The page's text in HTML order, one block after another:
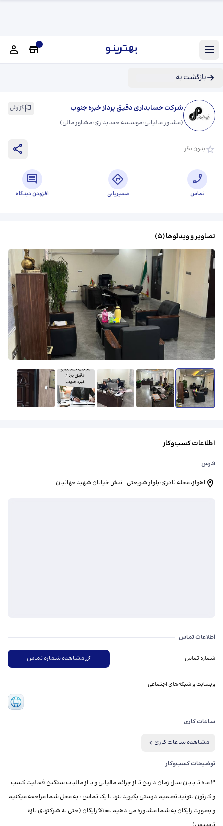
بازگشت به
شرکت حسابداری دقیق پرداز خبره جنوب گزارش
(مشاور مالیاتی،موسسه حسابداری،مشاور مالی)
بدون نظر
تماس مسیریابی افزودن دیدگاه
تصاویر و ویدئوها (5
)
اطلاعات کسب‌وکار
آدرس
اهواز، محله نادری،بلوار شریعتی- نبش خیابان شهید جهانیان
اطلاعات تماس
شماره تماس مشاهده شماره تماس
وبسایت و شبکه‌های اجتماعی
ساعات کاری
مشاهده ساعات کاری
توضیحات کسب‌وکار
3 ماه تا پایان سال زمان دارین تا از جرائم مالیاتی و یا از مالیات سنگین فعالیت کسب
و کارتون بتونید تصمیم درستی بگیرید تنها با یک تماس ، به محل شما مراجعه میکنیم
و بصورت رایگان به شما مشاوره می دهیم .100% رایگان (حتی به شرکتهای تازه